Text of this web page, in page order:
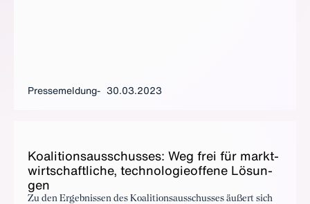
Pressemeldung 30.03.2023
Ko­ali­ti­ons­aus­schus­ses: Weg frei für markt­
wirt­schaft­li­che, tech­no­lo­gie­of­fe­ne Lö­sun­
gen
Zu den Ergebnissen des Koalitionsausschusses äußert sich